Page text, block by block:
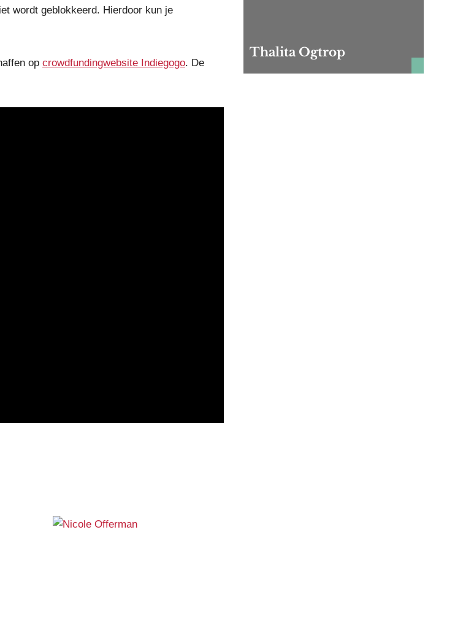
wordt geblokkeerd. Hierdoor kun je
op crowdfundingwebsite Indiegogo. De
Thalita Ogtrop